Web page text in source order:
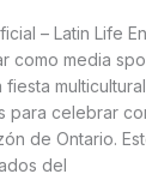
– Latin Life
como media
fiesta
para celebrar
de Ontario.
del